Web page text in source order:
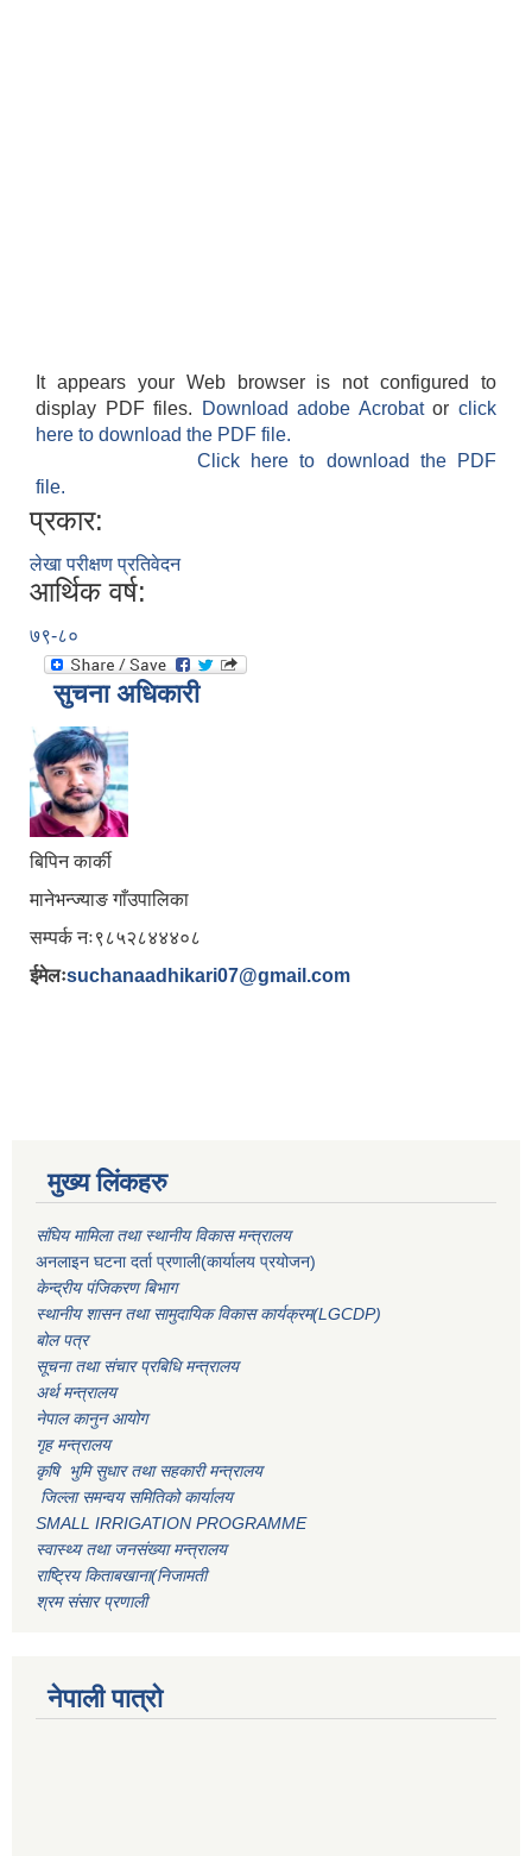
It appears your Web browser is not configured to
display PDF files.
Download adobe Acrobatorclick
here to download the PDF file.
Click here to download the PDF
file.
प्रकार:
लेखा परीक्षण प्रतिवेदन
आर्थिक वर्ष:
७९-८०
सुचना अधिकारी
बिपिन कार्की
मानेभन्ज्याङ गाँउपालिका
सम्पर्क नः९८५२८४४४०८
ईमेलःsuchanaadhikari07@gmail.com
मुख्य लिंकहरु
संघिय मामिला तथा स्थानीय विकास मन्त्रालय
अनलाइन घटना दर्ता प्रणाली(कार्यालय प्रयोजन)
केन्द्रीय पंजिकरण बिभाग
स्थानीय शासन तथा सामुदायिक विकास कार्यक्रम(LGCDP)
बोल पत्र
सूचना तथा संचार प्रबिधि मन्त्रालय
अर्थ मन्त्रालय
नेपाल कानुन आयोग
गृह मन्त्रालय
कृषि भुमि सुधार तथा सहकारी मन्त्रालय
जिल्ला समन्वय समितिको कार्यालय
SMALL IRRIGATION PROGRAMME
स्वास्थ्य तथा जनसंख्या मन्त्रालय
राष्ट्रिय किताबखाना(निजामती
श्रम संसार प्रणाली
नेपाली पात्रो